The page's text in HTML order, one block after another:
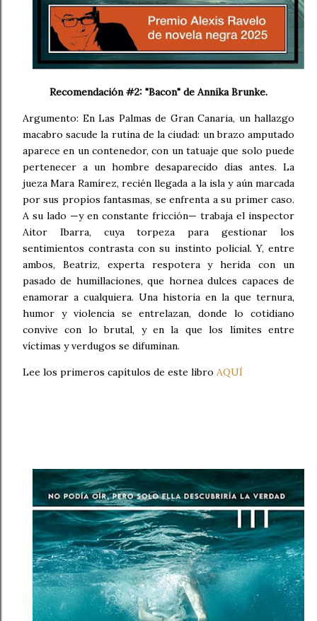
Recomendación #2: "Bacon" de Annika Brunke.
Argumento: En Las Palmas de Gran Canaria, un hallazgo
macabro sacude la rutina de la ciudad: un brazo amputado
aparece en un contenedor, con un tatuaje que solo puede
pertenecer a un hombre desaparecido días antes. La
jueza Mara Ramírez, recién llegada a la isla y aún marcada
por sus propios fantasmas, se enfrenta a su primer caso.
A su lado —y en constante fricción— trabaja el inspector
Aitor Ibarra, cuya torpeza para gestionar los
sentimientos contrasta con su instinto policial. Y, entre
ambos, Beatriz, experta respotera y herida con un
pasado de humillaciones, que hornea dulces capaces de
enamorar a cualquiera. Una historia en la que ternura,
humor y violencia se entrelazan, donde lo cotidiano
convive con lo brutal, y en la que los límites entre
víctimas y verdugos se difuminan.
Lee los primeros capítulos de este libro AQUÍ